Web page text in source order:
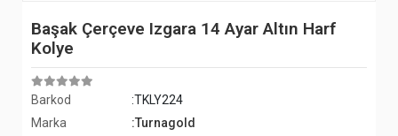
Başak Çerçeve Izgara 14 Ayar Altın Harf
Kolye
Barkod
:TKLY224
Marka
:Turnagold